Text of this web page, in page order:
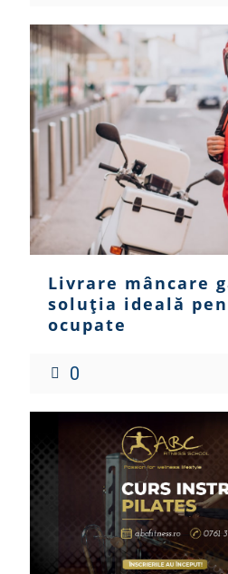
Livrare mâncare
soluția ideală
ocupate
0